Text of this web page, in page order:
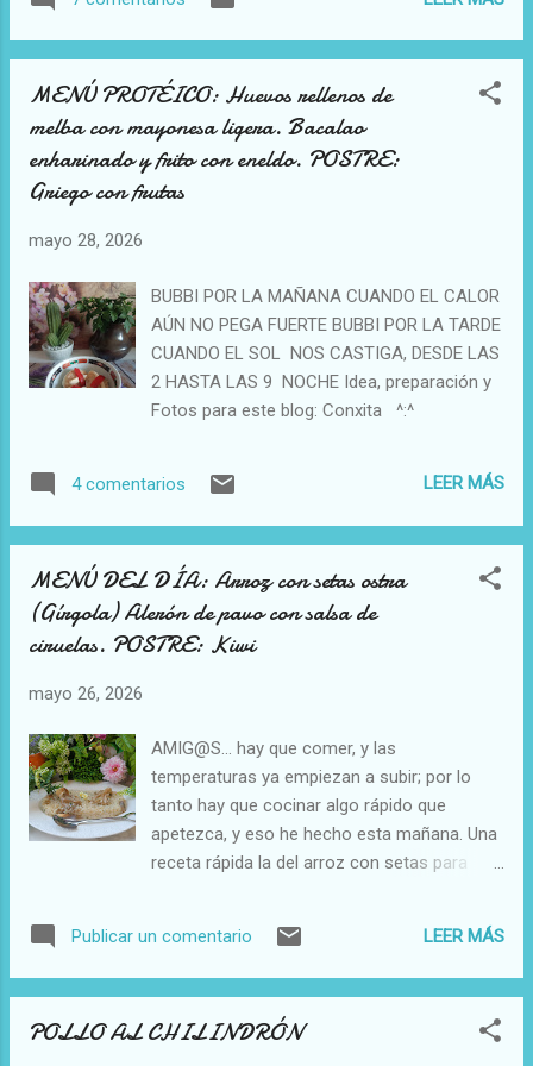
MENÚ PROTÉICO: Huevos rellenos de
melba con mayonesa ligera. Bacalao
enharinado y frito con eneldo. POSTRE:
Griego con frutas
mayo 28, 2026
BUBBI POR LA MAÑANA CUANDO EL CALOR
AÚN NO PEGA FUERTE BUBBI POR LA TARDE
CUANDO EL SOL NOS CASTIGA, DESDE LAS
2 HASTA LAS 9 NOCHE Idea, preparación y
Fotos para este blog: Conxita ^:^
4 comentarios LEER MÁS
MENÚ DEL DÍA: Arroz con setas ostra
(Gírgola) Alerón de pavo con salsa de
ciruelas. POSTRE: Kiwi
mayo 26, 2026
AMIG@S... hay que comer, y las
temperaturas ya empiezan a subir; por lo
tanto hay que cocinar algo rápido que
apetezca, y eso he hecho esta mañana. Una
receta rápida la del arroz con setas para
pavo, ayer lo saqué del congelador dejándolo
en el frigorífico. Hace unos días había
cocinado varios en la olla super rápida; y
Si os interesa, encontraréis su preparación
Publicar un comentario LEER MÁS
POLLO AL CHILINDRÓN